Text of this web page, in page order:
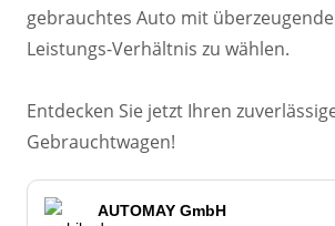
gebrauchtes Auto mit
Leistungs-Verhältnis zu wählen.
Entdecken Sie jetzt Ihren
Gebrauchtwagen!
AUTOMAY GmbH